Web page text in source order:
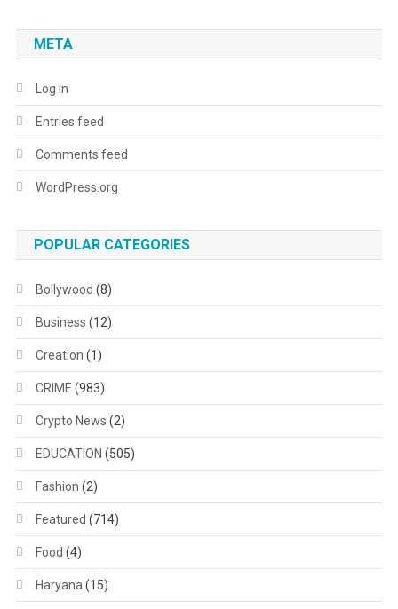
META
Log in
Entries feed
Comments feed
WordPress.org
POPULAR CATEGORIES
Bollywood (8)
Business (12)
Creation (1)
CRIME (983)
Crypto News (2)
EDUCATION (505)
Fashion (2)
Featured (714)
Food (4)
Haryana (15)